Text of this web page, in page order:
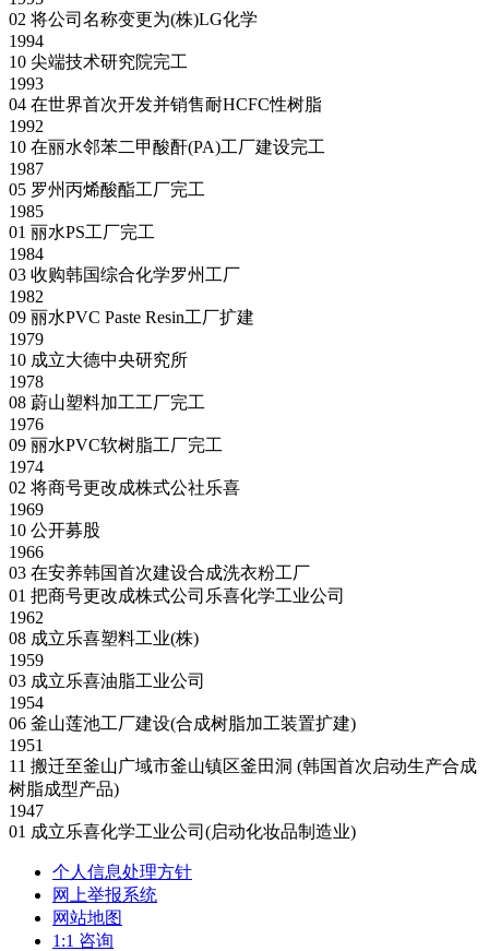
02 将公司名称变更为(株)LG化学
1994
10 尖端技术研究院完工
1993
04 在世界首次开发并销售耐HCFC性树脂
1992
10 在丽水邻苯二甲酸酐(PA)工厂建设完工
1987
05 罗州丙烯酸酯工厂完工
1985
01 丽水PS工厂完工
1984
03 收购韩国综合化学罗州工厂
1982
09 丽水PVC Paste Resin工厂扩建
1979
10 成立大德中央研究所
1978
08 蔚山塑料加工工厂完工
1976
09 丽水PVC软树脂工厂完工
1974
02 将商号更改成株式公社乐喜
1969
10 公开募股
1966
03 在安养韩国首次建设合成洗衣粉工厂
01 把商号更改成株式公司乐喜化学工业公司
1962
08 成立乐喜塑料工业(株)
1959
03 成立乐喜油脂工业公司
1954
06 釜山莲池工厂建设(合成树脂加工装置扩建)
1951
11 搬迁至釜山广域市釜山镇区釜田洞 (韩国首次启动生产合成
树脂成型产品)
1947
01 成立乐喜化学工业公司(启动化妆品制造业)
个人信息处理方针
网上举报系统
网站地图
1:1 咨询